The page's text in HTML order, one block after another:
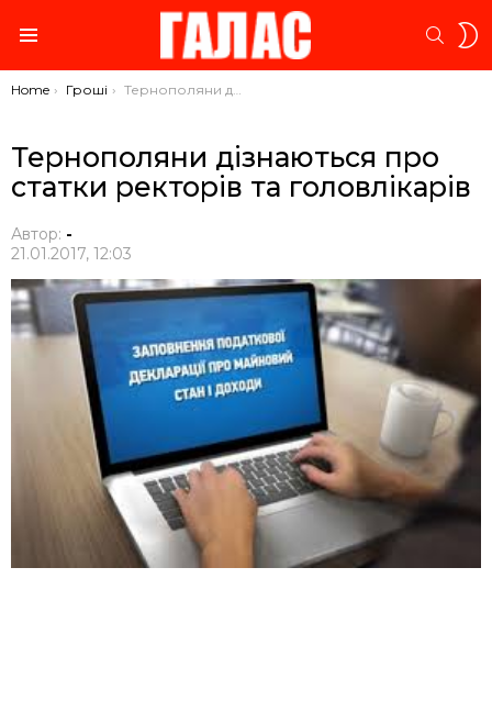
You are here:
Home Гроші Тернополяни дізнаються про статки ректорів та головлікарів
Тернополяни дізнаються про
статки ректорів та головлікарів
Автор: -
21.01.2017, 12:03